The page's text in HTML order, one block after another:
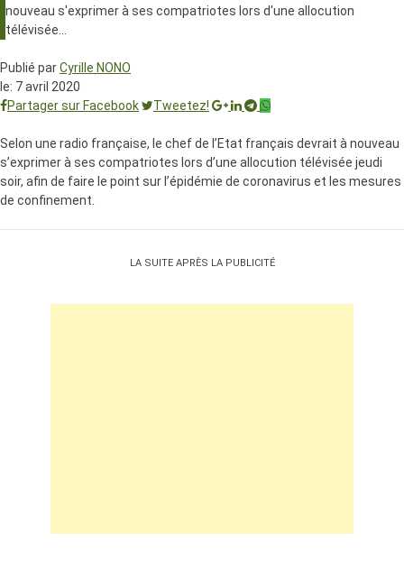
nouveau s'exprimer à ses compatriotes lors d'une allocution
télévisée…
Publié parCyrille NONO
le: 7 avril 2020
Partager sur Facebook
Tweetez!
Selon une radio française, le chef de l’Etat français devrait à nouveau
s’exprimer à ses compatriotes lors d’une allocution télévisée jeudi
soir, afin de faire le point sur l’épidémie de coronavirus et les mesures
de confinement.
LA SUITE APRÈS LA PUBLICITÉ